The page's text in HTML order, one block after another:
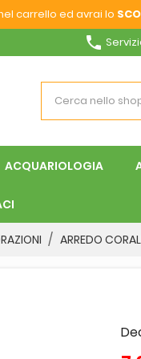
carrello ed avrai lo
phone
ACQUARIOLOGIA
ARREDO